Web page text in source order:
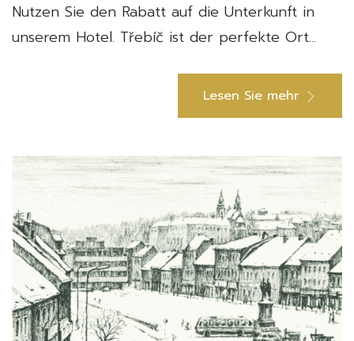
Nutzen Sie den Rabatt auf die Unterkunft in
unserem Hotel. Třebíč ist der perfekte Ort...
Lesen Sie mehr